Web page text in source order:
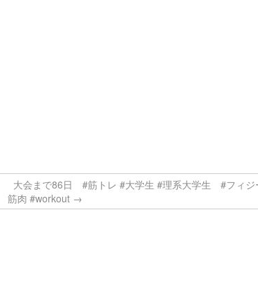
で86日 #筋トレ #大学生 #理系大学生 #フィ
筋肉 #workout →